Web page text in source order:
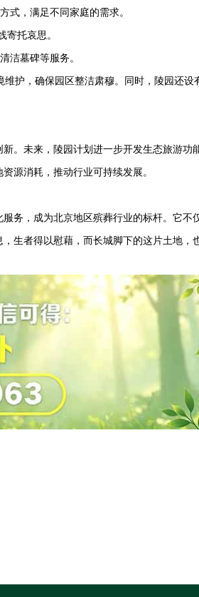
式，满足不同家庭的需求。
寄托哀思。
洁墓碑等服务。
护，确保园区整洁肃穆。同时，陵园还
新。未来，陵园计划进一步开发生态旅游功
源消耗，推动行业可持续发展。
务，成为北京地区殡葬行业的标杆。它
生者得以慰藉，而长城脚下的这片土地，